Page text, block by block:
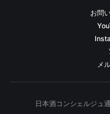
お問
メ
日本酒コンシェルジュ